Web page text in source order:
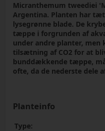
Micranthemum tweediei
Argentina. Planten har
lysegrønne blade. De
tæppe i forgrunden af
under andre planter,
tilsætning af CO2 for at
bunddækkende tæppe,
ofte, da de nederste dele
Planteinfo
Type: